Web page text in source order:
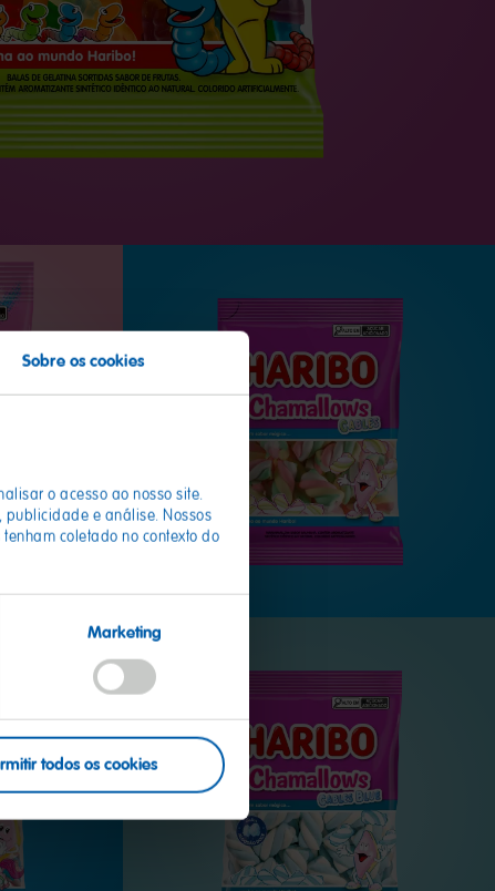
Sobre os cookies
o acesso ao nosso site.
publicidade e análise. Nossos
coletado no contexto do
Marketing
todos os cookies